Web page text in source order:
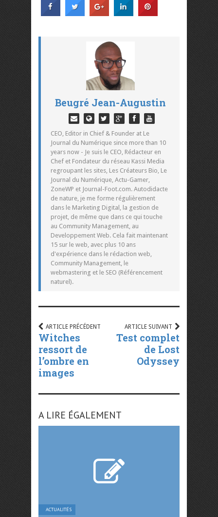
Beugré Jean-Augustin
CEO, Editor in Chief & Founder at Le
Journal du Numérique since more than 10
years now - Je suis le CEO, Rédacteur en
Chef et Fondateur du réseau Kassi Media
regroupant les sites, Les Créateurs Bio, Le
Journal du Numérique, Actu-Gamer,
ZoneWP et Journal-Foot.com. Autodidacte
de nature, je me forme régulièrement
dans le Marketing Digital, la gestion de
projet, de même que dans ce qui touche
au Community Management, au
Developpement Web. Cela fait maintenant
15 sur le web, avec plus 10 ans
d'expérience dans le rédaction web,
Community Management, le
webmastering et le SEO (Référencement
naturel).
ARTICLE PRÉCÉDENT
Witches
ressort de
l’ombre en
images
ARTICLE SUIVANT
Test complet
de Lost
Odyssey
A LIRE ÉGALEMENT
ACTUALITÉS